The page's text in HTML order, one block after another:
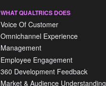
WHAT QUALTRICS DOES
Voice Of Customer
Omnichannel Experience
Management
Employee Engagement
360 Development Feedback
Market & Audience Understanding